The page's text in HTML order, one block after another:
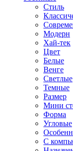
Стиль
Модерн
Хай-тек
Цвет
Белые
Венге
Светлые
Темные
Размер
Мини
Форма
Угловые
С